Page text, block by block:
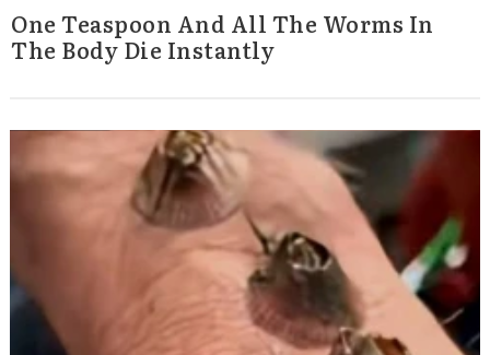
One Teaspoon And All The Worms In
The Body Die Instantly